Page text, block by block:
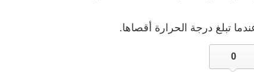
تبلغ درجة الحرارة أقصاها.
0